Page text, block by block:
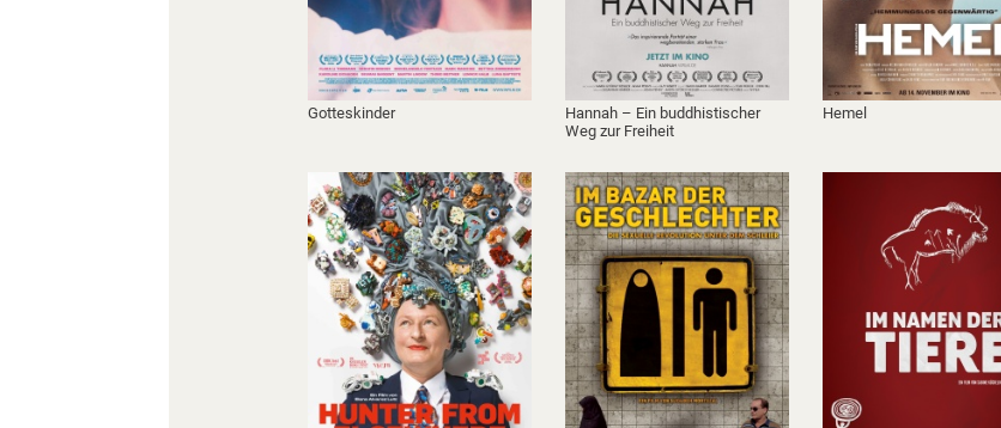
Gotteskinder
Hannah – Ein buddhistischer
Weg zur Freiheit
Hemel